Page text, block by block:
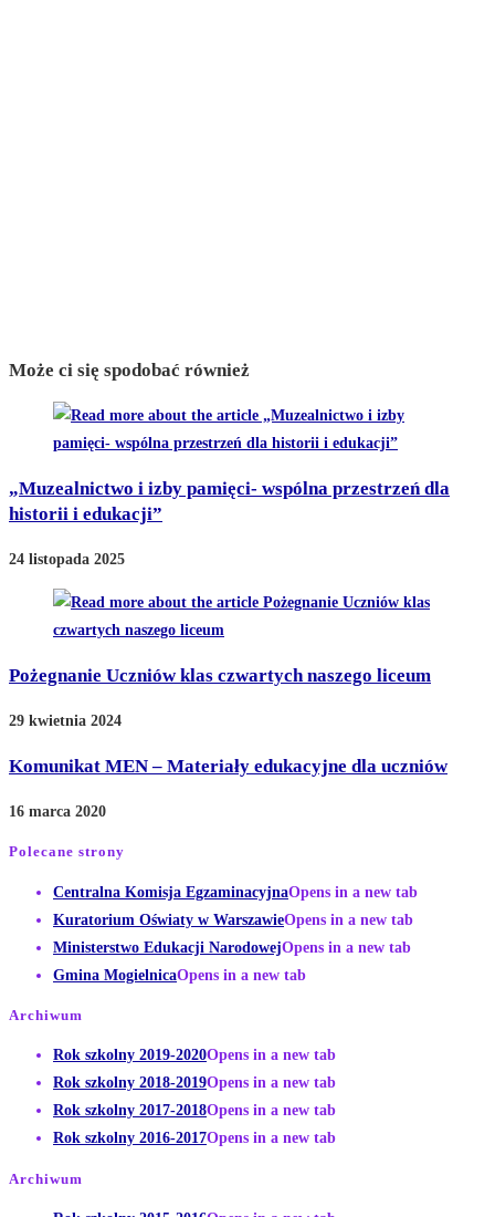
Może ci się spodobać również
„Muzealnictwo i izby pamięci- wspólna przestrzeń dla
historii i edukacji”
24 listopada 2025
Pożegnanie Uczniów klas czwartych naszego liceum
29 kwietnia 2024
Komunikat MEN – Materiały edukacyjne dla uczniów
16 marca 2020
Polecane strony
Centralna Komisja EgzaminacyjnaOpens in a new tab
Kuratorium Oświaty w WarszawieOpens in a new tab
Ministerstwo Edukacji NarodowejOpens in a new tab
Gmina MogielnicaOpens in a new tab
Archiwum
Rok szkolny 2019-2020Opens in a new tab
Rok szkolny 2018-2019Opens in a new tab
Rok szkolny 2017-2018Opens in a new tab
Rok szkolny 2016-2017Opens in a new tab
Archiwum